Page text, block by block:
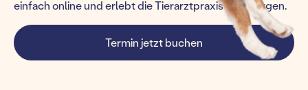
einfach online und erlebt die Tierarztpraxis von morgen.
Termin jetzt buchen